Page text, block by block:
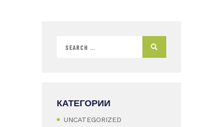
КАТЕГОРИИ
UNCATEGORIZED